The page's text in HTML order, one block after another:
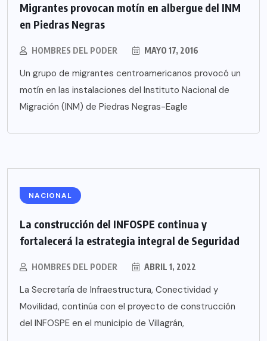
Migrantes provocan motín en albergue del INM
en Piedras Negras
HOMBRES DEL PODER MAYO 17, 2016
Un grupo de migrantes centroamericanos provocó un
motín en las instalaciones del Instituto Nacional de
Migración (INM) de Piedras Negras-Eagle
NACIONAL
La construcción del INFOSPE continua y
fortalecerá la estrategia integral de Seguridad
HOMBRES DEL PODER ABRIL 1, 2022
La Secretaría de Infraestructura, Conectividad y
Movilidad, continúa con el proyecto de construcción
del INFOSPE en el municipio de Villagrán,